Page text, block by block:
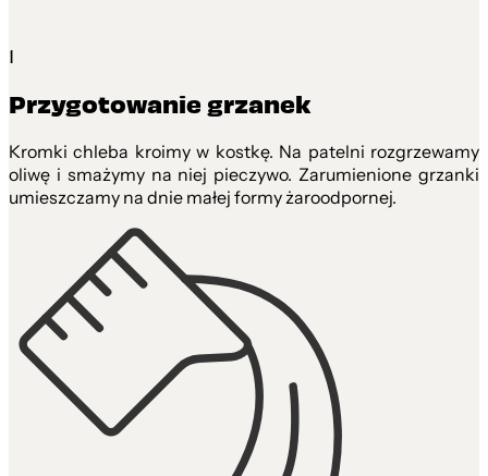
1
Przygotowanie grzanek
Kromki chleba kroimy w kostkę. Na patelni rozgrzewamy
oliwę i smażymy na niej pieczywo. Zarumienione grzanki
umieszczamy na dnie małej formy żaroodpornej.